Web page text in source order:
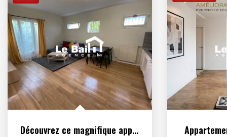
Découvrez ce magnifique appartement T2 de 43.36 m²